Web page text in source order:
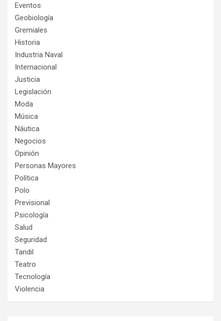
Eventos
Geobiología
Gremiales
Historia
Industria Naval
Internacional
Justicia
Legislación
Moda
Música
Náutica
Negocios
Opinión
Personas Mayores
Política
Polo
Previsional
Psicología
Salud
Seguridad
Tandil
Teatro
Tecnología
Violencia